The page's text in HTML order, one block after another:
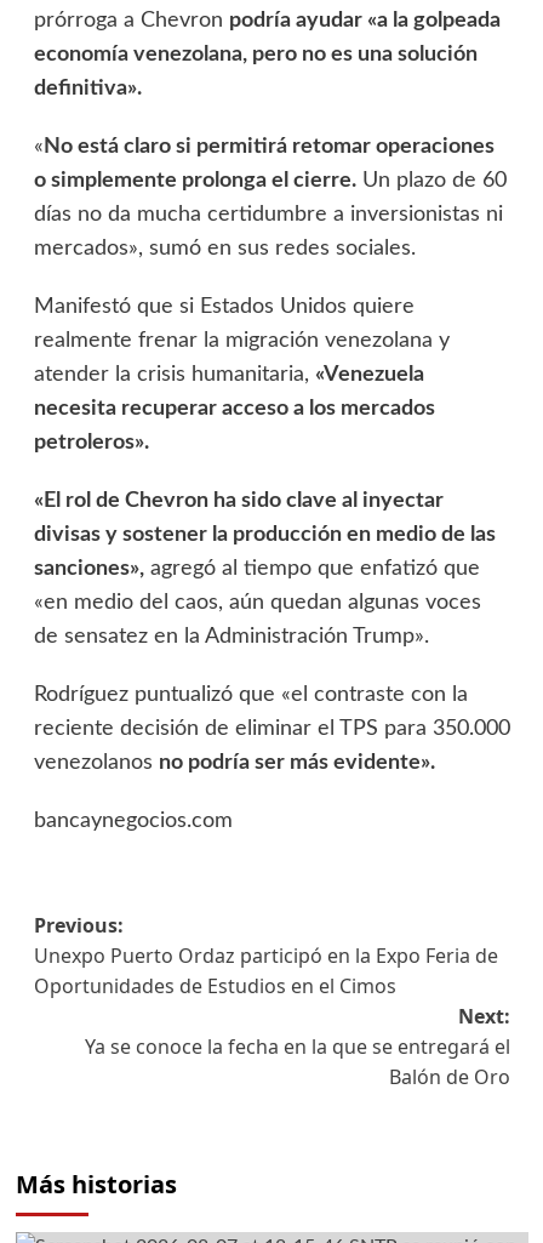
prórroga a Chevron podría ayudar «a la golpeada
economía venezolana, pero no es una solución
definitiva».
« No está claro si permitirá retomar operaciones
o simplemente prolonga el cierre.Un plazo de 60
días no da mucha certidumbre a inversionistas ni
mercados», sumó en sus redes sociales.
Manifestó que si Estados Unidos quiere
realmente frenar la migración venezolana y
atender la crisis humanitaria, «Venezuela
necesita recuperar acceso a los mercados
petroleros».
«El rol de Chevron ha sido clave al inyectar
divisas y sostener la producción en medio de las
sanciones»,agregó al tiempo que enfatizó que
«en medio del caos, aún quedan algunas voces
de sensatez en la Administración Trump».
Rodríguez puntualizó que «el contraste con la
reciente decisión de eliminar el TPS para 350.000
venezolanos no podría ser más evidente».
bancaynegocios.com
Post
navigation
Previous:
Unexpo Puerto Ordaz participó en la Expo Feria de
Oportunidades de Estudios en el Cimos
Next:
Ya se conoce la fecha en la que se entregará el
Balón de Oro
Más historias